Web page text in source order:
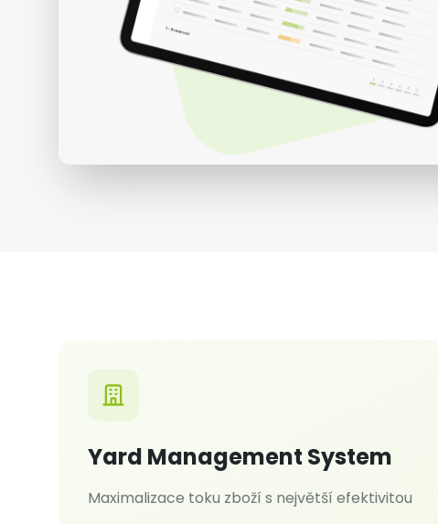
Yard Management System
Maximalizace toku zboží s největší efektivitou